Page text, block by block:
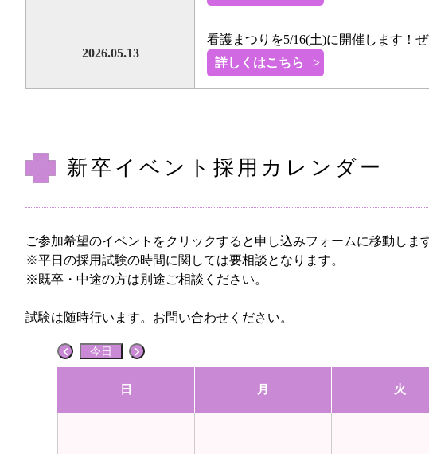
2026.05.13
看護まつりを5/16(土)に開催します！
詳しくはこちら
新卒イベント採用カレンダー
ご参加希望のイベントをクリックすると申し込みフォームに移動しま
※平日の採用試験の時間に関しては要相談となります。
※既卒・中途の方は別途ご相談ください。
試験は随時行います。お問い合わせください。